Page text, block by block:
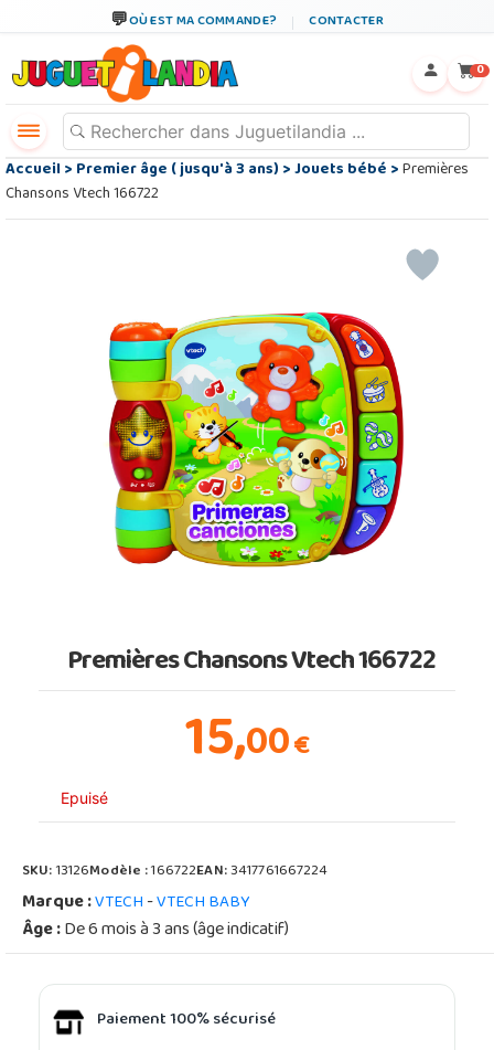
OÙ EST MA COMMANDE? CONTACTER
0
Accueil>Premier âge ( jusqu'à 3 ans)>Jouets bébé>Premières
Chansons Vtech 166722
Premières Chansons Vtech 166722
15,00€
Epuisé
SKU:13126Modèle :166722EAN:3417761667224
Marque :VTECH-VTECH BABY
Âge :De 6 mois à 3 ans (âge indicatif)
Paiement 100% sécurisé